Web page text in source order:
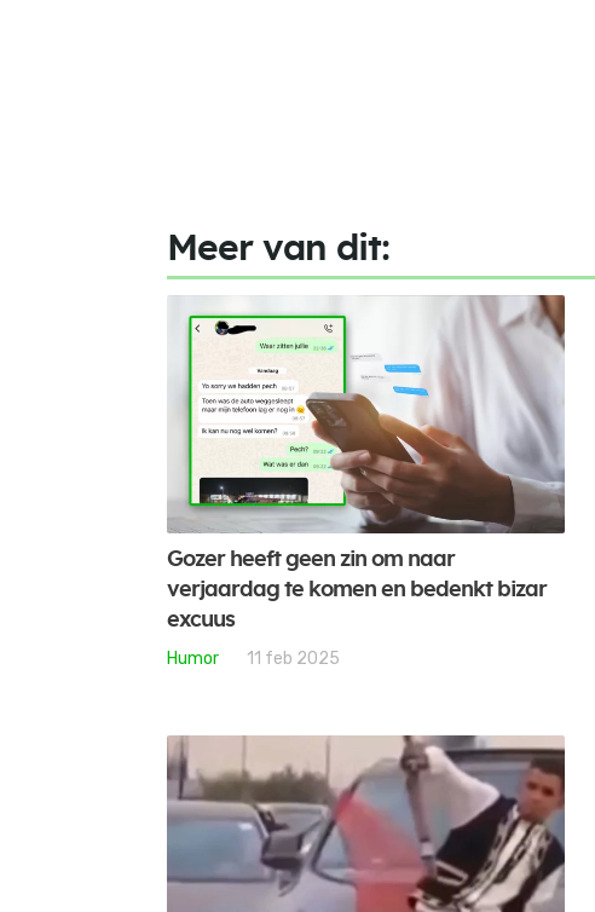
Meer van dit:
Gozer heeft geen zin om naar
verjaardag te komen en bedenkt bizar
excuus
Humor 11 feb 2025